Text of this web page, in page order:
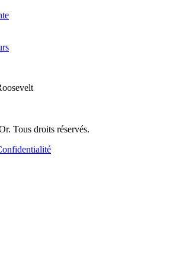
Tous droits réservés.